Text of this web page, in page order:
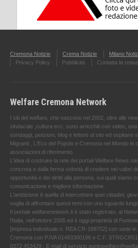
Cremona Notizie Crema Notizie Milano
Privacy Policy
Pubblicità Contatta la
Welfare Cremona Network
I siti del welfare, che nascono nel 2002, oltre alle
sindacale ,cultura ecc. sono arricchiti con video, una
sondaggi, petizioni, blog e lettere al sito ed ospitano
Migranti , L'Eco del Popolo e Cremona nel Mondo in
associazioni di riferimento.
L'idea di costruire la rete dei portali Welfare News
concreta e dalla ferma volontà di credere nei valori
opportunità e dei diritti alla persona, sui quali siamo
comunicazione e migliore informazione.
L'ambizione è quella di intercettare quei cittadini,
voglia di affrontare questi temi con uno sguardo
Il portale welfarenetwork.it è stato registrato, al
l'Italia, nell’ottobre 2005 ed è oggi proprietà di
[Impresa individuale n. REA CR-188702] con sede
Cremona con P.IVA 01493300196 e C.F.
0372.453429 . E-mail di servizio